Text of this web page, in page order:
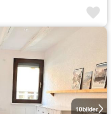
10bilder